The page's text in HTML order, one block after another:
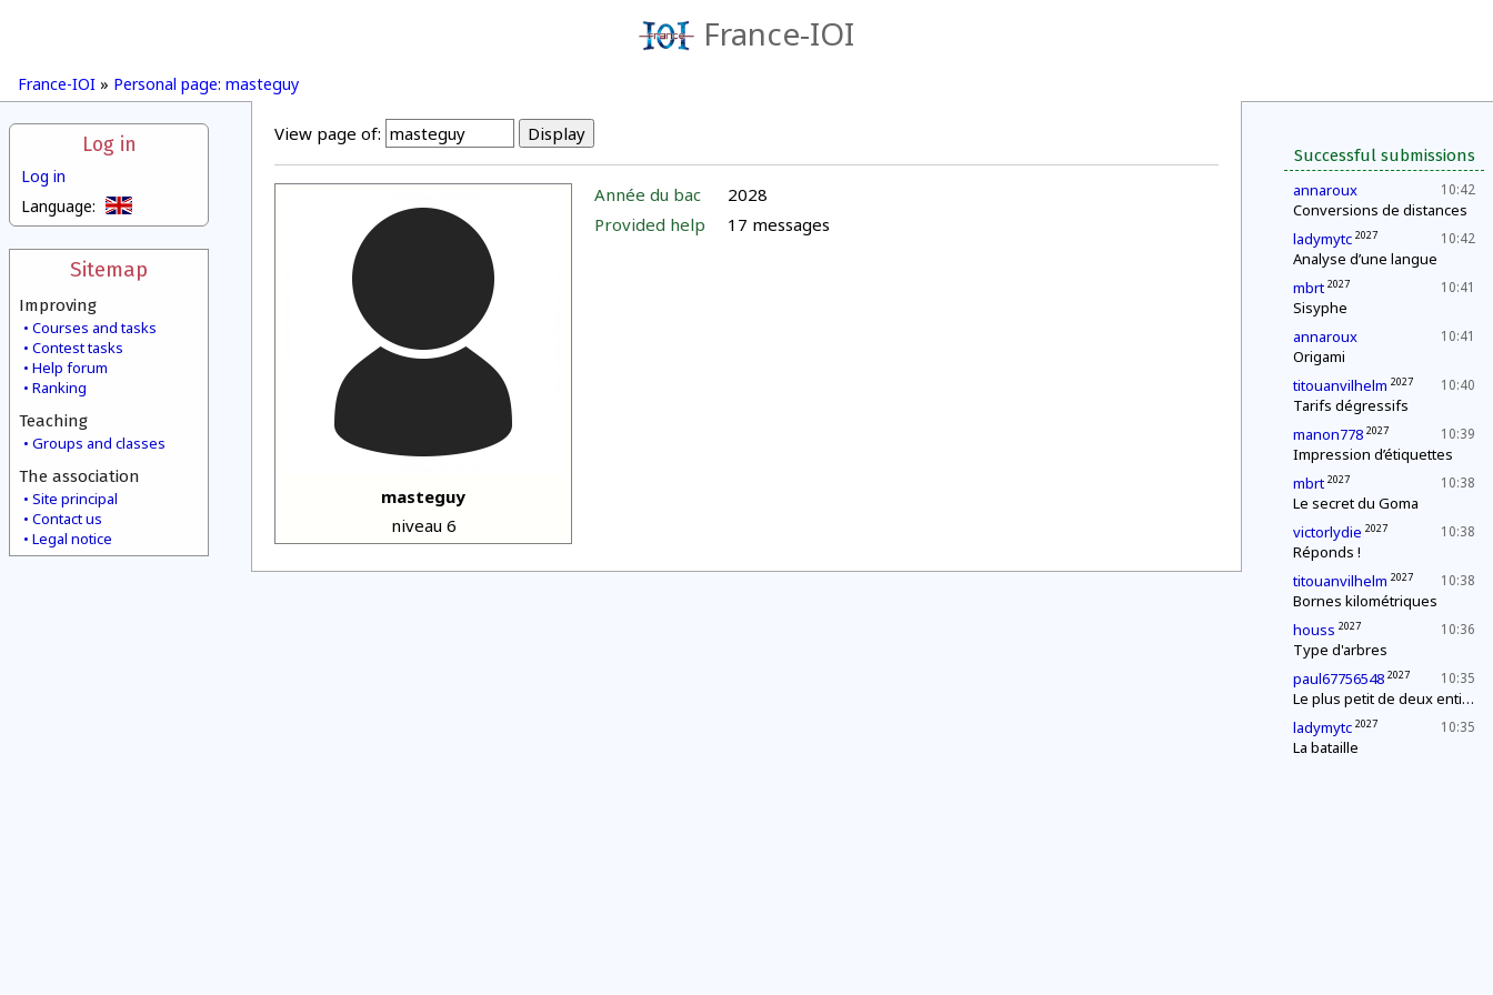
France-IOI
France-IOI » Personal page: masteguy
Log in
Log in
Language:
Sitemap
Improving
Courses and tasks
Contest tasks
Help forum
Ranking
Teaching
Groups and classes
The association
Site principal
Contact us
Legal notice
Successful submissions
10:42
annaroux
Conversions de distances
10:42
ladymytc 2027
Analyse d’une langue
10:41
mbrt 2027
Sisyphe
10:41
annaroux
Origami
10:40
titouanvilhelm 2027
Tarifs dégressifs
10:39
manon778 2027
Impression d’étiquettes
10:38
mbrt 2027
Le secret du Goma
10:38
victorlydie 2027
Réponds !
10:38
titouanvilhelm 2027
Bornes kilométriques
10:36
houss 2027
Type d'arbres
10:35
paul67756548 2027
Le plus petit de deux entiers
10:35
ladymytc 2027
La bataille
View page of:
masteguy
niveau 6
Année du bac
2028
Provided help
17 messages